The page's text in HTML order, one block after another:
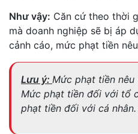
Như vậy: Căn cứ theo thời
mà doanh nghiệp sẽ bị áp
cảnh cáo, mức phạt tiền
Lưu ý: Mức phạt tiền
Mức phạt tiền đối với tổ
phạt tiền đối với cá nhân.